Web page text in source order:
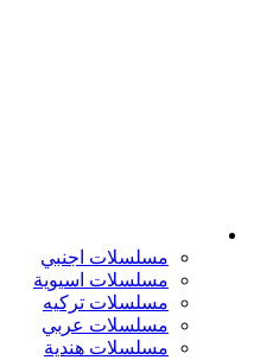
مسلسلات اجنبي
مسلسلات اسيوية
مسلسلات تركيه
مسلسلات عربي
مسلسلات هندية